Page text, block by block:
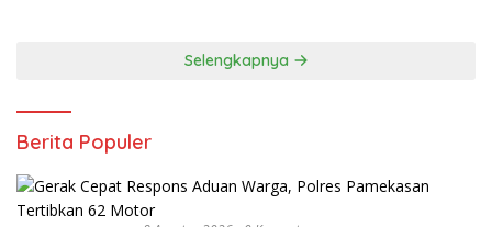
Selengkapnya
Berita Populer